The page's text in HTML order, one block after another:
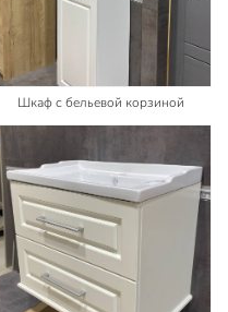
Шкаф с бельевой корзиной